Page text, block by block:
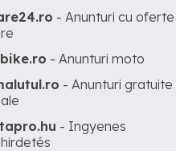
- Anunturi cu
- Anunturi moto
- Anunturi gratuite
- Ingyenes